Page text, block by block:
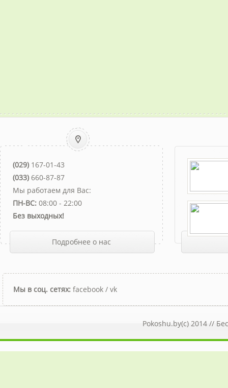
(029) 167-01-43
(033) 660-87-87
Мы работаем для Вас:
ПН-ВС: 08:00 - 22:00
Без выходных!
Подробнее о нас
Мы в соц. сетях: facebook / vk
Pokoshu.by(c) 2014 //